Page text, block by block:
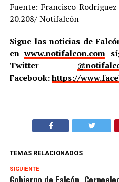
Fuente: Francisco
20.208/ Notifalcón
Sigue las noticias de
enwww.notifalcon.com
Twitter
Facebook:https://
TEMAS RELACIONADOS
SIGUIENTE
Gobierno de Falcón,